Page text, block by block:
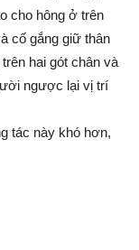
cho hông ở trên
cố gắng giữ thân
hai gót chân và
ngược lại vị trí
tác này khó hơn,